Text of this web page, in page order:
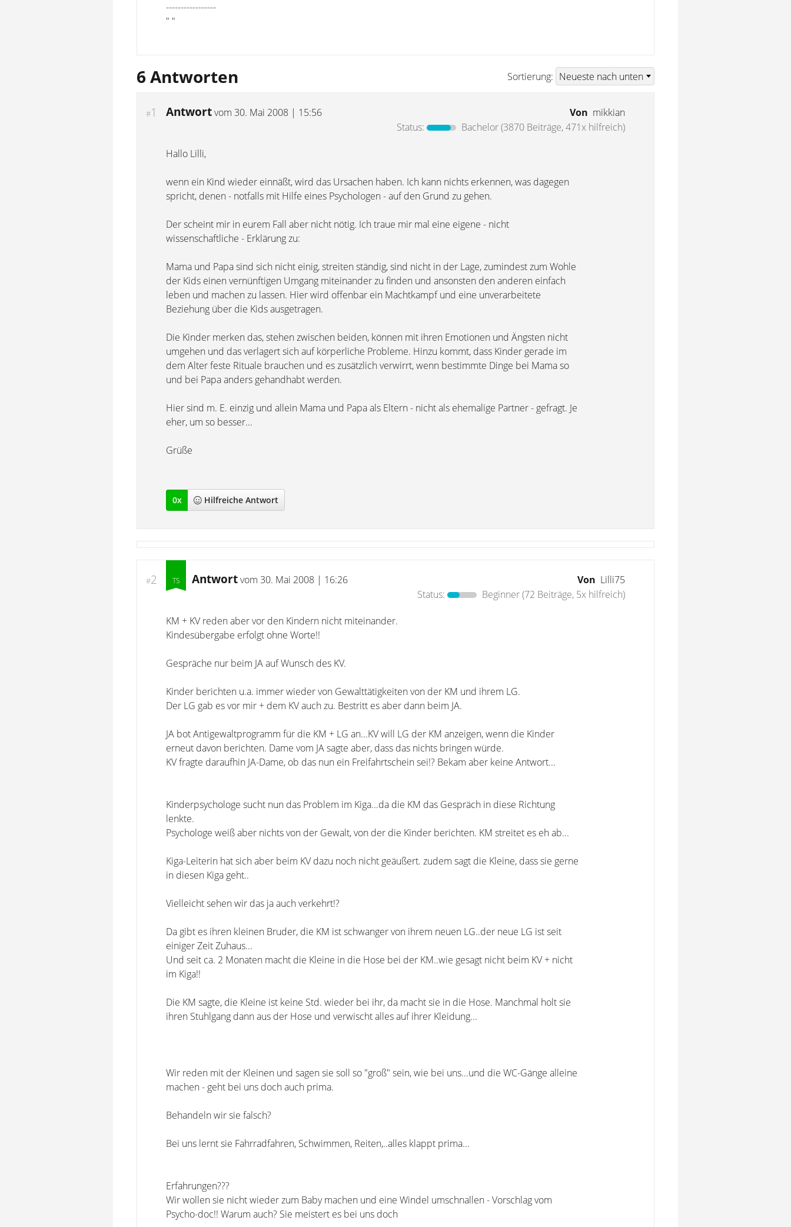
-----------------
" "
6 Antworten Sortierung:
#1 Antwortvom 30. Mai 2008 | 15:56 Von mikkian
Status:
Bachelor(3870 Beiträge, 471x hilfreich)
Hallo Lilli,
wenn ein Kind wieder einnäßt, wird das Ursachen haben. Ich kann nichts erkennen, was dagegen
spricht, denen - notfalls mit Hilfe eines Psychologen - auf den Grund zu gehen.
Der scheint mir in eurem Fall aber nicht nötig. Ich traue mir mal eine eigene - nicht
wissenschaftliche - Erklärung zu:
Mama und Papa sind sich nicht einig, streiten ständig, sind nicht in der Lage, zumindest zum Wohle
der Kids einen vernünftigen Umgang miteinander zu finden und ansonsten den anderen einfach
leben und machen zu lassen. Hier wird offenbar ein Machtkampf und eine unverarbeitete
Beziehung über die Kids ausgetragen.
Die Kinder merken das, stehen zwischen beiden, können mit ihren Emotionen und Ängsten nicht
umgehen und das verlagert sich auf körperliche Probleme. Hinzu kommt, dass Kinder gerade im
dem Alter feste Rituale brauchen und es zusätzlich verwirrt, wenn bestimmte Dinge bei Mama so
und bei Papa anders gehandhabt werden.
Hier sind m. E. einzig und allein Mama und Papa als Eltern - nicht als ehemalige Partner - gefragt. Je
eher, um so besser...
Grüße
0x Hilfreiche Antwort
#2 Antwortvom 30. Mai 2008 | 16:26 Von Lilli75
Status:
Beginner(72 Beiträge, 5x hilfreich)
KM + KV reden aber vor den Kindern nicht miteinander.
Kindesübergabe erfolgt ohne Worte!!
Gespräche nur beim JA auf Wunsch des KV.
Kinder berichten u.a. immer wieder von Gewalttätigkeiten von der KM und ihrem LG.
Der LG gab es vor mir + dem KV auch zu. Bestritt es aber dann beim JA.
JA bot Antigewaltprogramm für die KM + LG an...KV will LG der KM anzeigen, wenn die Kinder
erneut davon berichten. Dame vom JA sagte aber, dass das nichts bringen würde.
KV fragte daraufhin JA-Dame, ob das nun ein Freifahrtschein sei!? Bekam aber keine Antwort...
Kinderpsychologe sucht nun das Problem im Kiga...da die KM das Gespräch in diese Richtung
lenkte.
Psychologe weiß aber nichts von der Gewalt, von der die Kinder berichten. KM streitet es eh ab...
Kiga-Leiterin hat sich aber beim KV dazu noch nicht geäußert. zudem sagt die Kleine, dass sie gerne
in diesen Kiga geht..
Vielleicht sehen wir das ja auch verkehrt!?
Da gibt es ihren kleinen Bruder, die KM ist schwanger von ihrem neuen LG..der neue LG ist seit
einiger Zeit Zuhaus...
Und seit ca. 2 Monaten macht die Kleine in die Hose bei der KM..wie gesagt nicht beim KV + nicht
im Kiga!!
Die KM sagte, die Kleine ist keine Std. wieder bei ihr, da macht sie in die Hose. Manchmal holt sie
ihren Stuhlgang dann aus der Hose und verwischt alles auf ihrer Kleidung...
Wir reden mit der Kleinen und sagen sie soll so "groß" sein, wie bei uns...und die WC-Gänge alleine
machen - geht bei uns doch auch prima.
Behandeln wir sie falsch?
Bei uns lernt sie Fahrradfahren, Schwimmen, Reiten,..alles klappt prima...
Erfahrungen???
Wir wollen sie nicht wieder zum Baby machen und eine Windel umschnallen - Vorschlag vom
Psycho-doc!! Warum auch? Sie meistert es bei uns doch